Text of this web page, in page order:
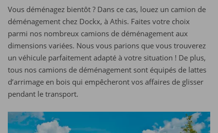
Vous déménagez bientôt ? Dans ce cas, louez un camion de
déménagement chez Dockx, à Athis. Faites votre choix
parmi nos nombreux camions de déménagement aux
dimensions variées. Nous vous parions que vous trouverez
un véhicule parfaitement adapté à votre situation ! De plus,
tous nos camions de déménagement sont équipés de lattes
d’arrimage en bois qui empêcheront vos affaires de glisser
pendant le transport.